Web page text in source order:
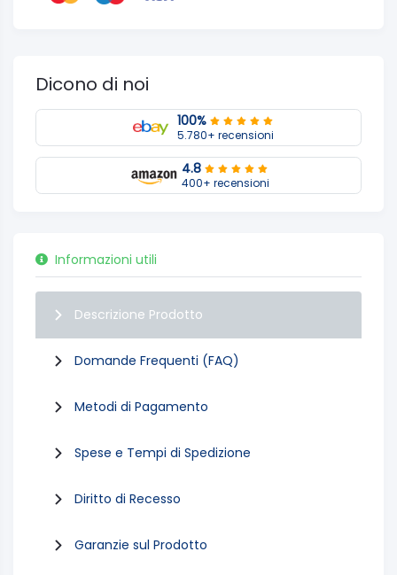
Dicono di noi
100%
5.780+ recensioni
4.8
400+ recensioni
Informazioni utili
Descrizione Prodotto
Domande Frequenti (FAQ)
Metodi di Pagamento
Spese e Tempi di Spedizione
Diritto di Recesso
Garanzie sul Prodotto